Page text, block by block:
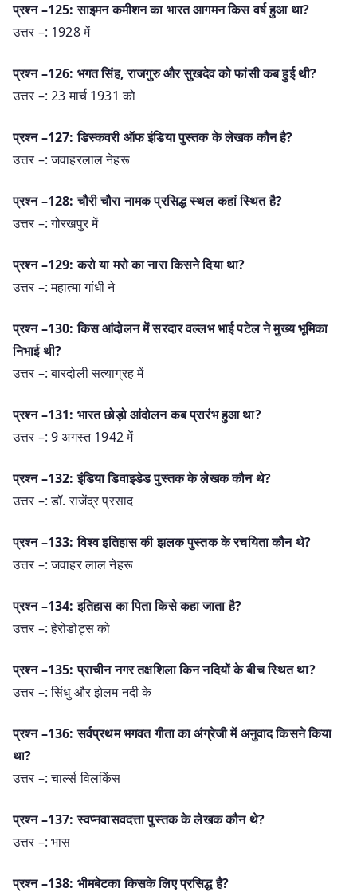
प्रश्न –125: साइमन कमीशन का भारत आगमन किस वर्ष हुआ था?
उत्तर –: 1928 में
प्रश्न –126: भगत सिंह, राजगुरु और सुखदेव को फांसी कब हुई थी?
उत्तर –: 23 मार्च 1931 को
प्रश्न –127: डिस्कवरी ऑफ इंडिया पुस्तक के लेखक कौन है?
उत्तर –: जवाहरलाल नेहरू
प्रश्न –128: चौरी चौरा नामक प्रसिद्ध स्थल कहां स्थित है?
उत्तर –: गोरखपुर में
प्रश्न –129: करो या मरो का नारा किसने दिया था?
उत्तर –: महात्मा गांधी ने
प्रश्न –130: किस आंदोलन में सरदार वल्लभ भाई पटेल ने मुख्य भूमिका
निभाई थी?
उत्तर –: बारदोली सत्याग्रह में
प्रश्न –131: भारत छोड़ो आंदोलन कब प्रारंभ हुआ था?
उत्तर –: 9 अगस्त 1942 में
प्रश्न –132: इंडिया डिवाइडेड पुस्तक के लेखक कौन थे?
उत्तर –: डॉ. राजेंद्र प्रसाद
प्रश्न –133: विश्व इतिहास की झलक पुस्तक के रचयिता कौन थे?
उत्तर –: जवाहर लाल नेहरू
प्रश्न –134: इतिहास का पिता किसे कहा जाता है?
उत्तर –: हेरोडोट्स को
प्रश्न –135: प्राचीन नगर तक्षशिला किन नदियों के बीच स्थित था?
उत्तर –: सिंधु और झेलम नदी के
प्रश्न –136: सर्वप्रथम भगवत गीता का अंग्रेजी में अनुवाद किसने किया
था?
उत्तर –: चार्ल्स विलकिंस
प्रश्न –137: स्वप्नवासवदत्ता पुस्तक के लेखक कौन थे?
उत्तर –: भास
प्रश्न –138: भीमबेटका किसके लिए प्रसिद्ध है?